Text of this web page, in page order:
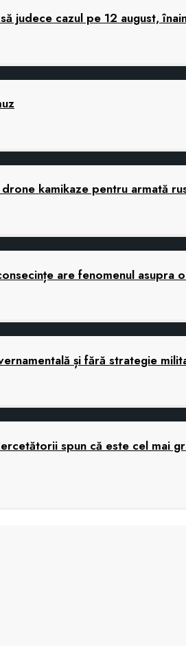
judece cazul pe 12 august,
kamikaze pentru armată
are fenomenul asupra
și fără strategie
spun că este cel mai